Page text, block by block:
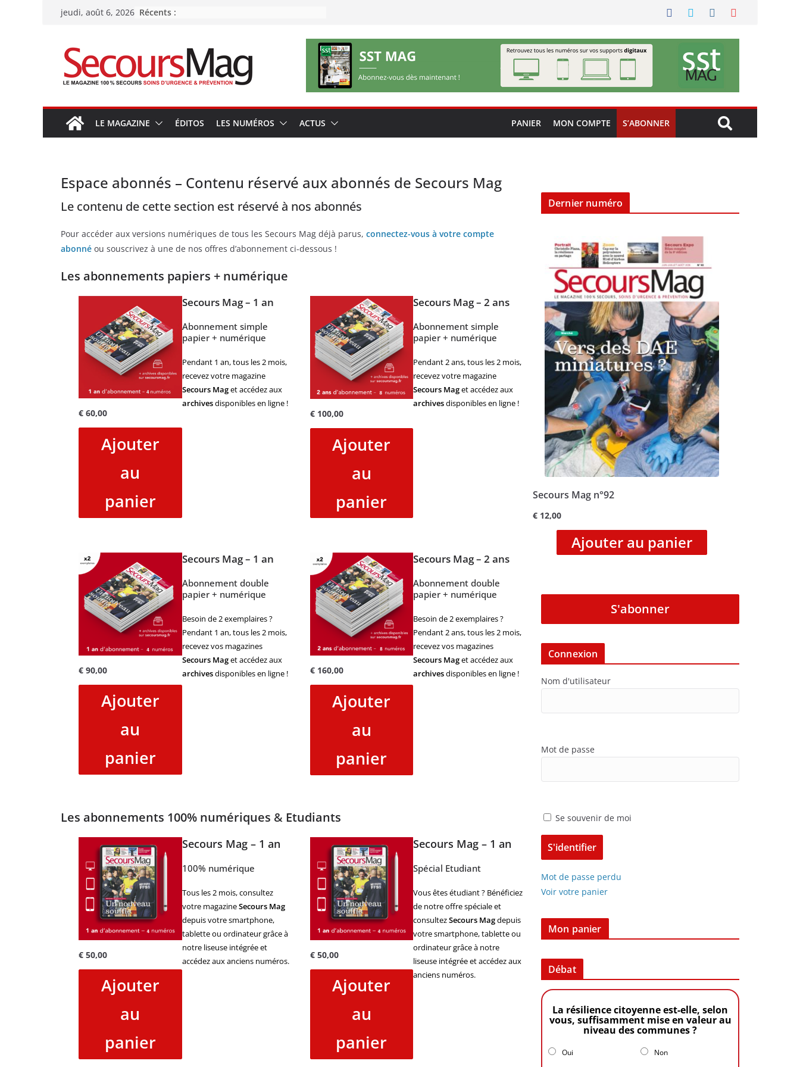
Passerjeudi, août 6, 2026 Récents :
LE MAGAZINE ÉDITOS LES NUMÉROS ACTUS PANIER MON COMPTE S’ABONNER
Espace abonnés – Contenu réservé aux abonnés de Secours Mag
Le contenu de cette section est réservé à nos abonnés
Pour accéder aux versions numériques de tous les Secours Mag déjà parus, connectez-vous à votre compte
abonné ou souscrivez à une de nos offres d’abonnement ci-dessous !
Les abonnements papiers + numérique
€ 60,00
Ajouter
au
panier
Secours Mag – 1 an
Abonnement simple
papier + numérique
Pendant 1 an, tous les 2 mois,
recevez votre magazine
Secours Maget accédez aux
archivesdisponibles en ligne !
€100,00
Ajouter
au
panier
Secours Mag – 2 ans
Abonnement simple
papier + numérique
Pendant 2 ans, tous les 2 mois,
recevez votre magazine
Secours Maget accédez aux
archivesdisponibles en ligne !
€ 90,00
Ajouter
au
panier
Secours Mag – 1 an
Abonnement double
papier + numérique
Besoin de 2 exemplaires ?
Pendant 1 an, tous les 2 mois,
recevez vos magazines
Secours Maget accédez aux
archivesdisponibles en ligne ! €160,00
Ajouter
au
panier
Secours Mag – 2 ans
Abonnement double
papier + numérique
Besoin de 2 exemplaires ?
Pendant 2 ans, tous les 2 mois,
recevez vos magazines
Secours Maget accédez aux
archivesdisponibles en ligne !
Les abonnements 100% numériques & Etudiants
€ 50,00
Ajouter
au
panier
Secours Mag – 1 an
100% numérique
Tous les 2 mois, consultez
votre magazineSecours Mag
depuis votre smartphone,
tablette ou ordinateur grâce à
notre liseuse intégrée et
accédez aux anciens numéros.
€50,00
Ajouter
au
panier
Secours Mag – 1 an
Spécial Etudiant
Vous êtes étudiant ? Bénéficiez
de notre offre spéciale et
consultezSecours Magdepuis
votre smartphone, tablette ou
ordinateur grâce à notre
liseuse intégrée et accédez aux
anciens numéros.
Dernier numéro
Secours Mag n°92
€ 12,00
Ajouter au panier
S'abonner
Connexion
Nom d'utilisateur
Mot de passe
Se souvenir de moi
Mot de passe perdu
Voir votre panier
Mon panier
Débat
La résilience citoyenne est-elle, selon
vous, suffisamment mise en valeur au
niveau des communes ?
Oui Non